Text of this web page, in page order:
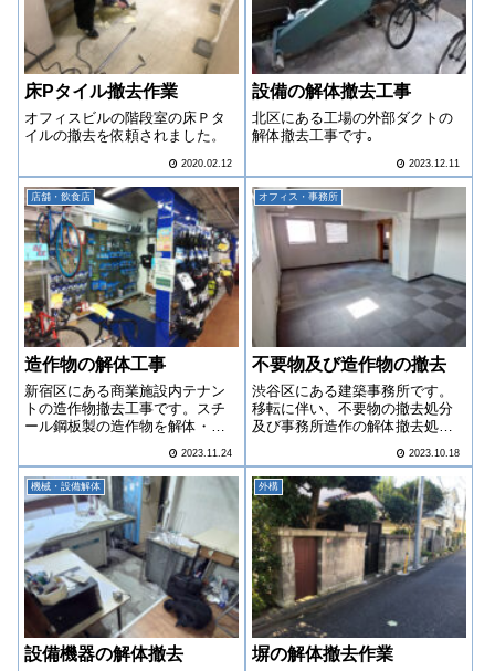
床Pタイル撤去作業
オフィスビルの階段室の床Ｐタ
イルの撤去を依頼されました。
2020.02.12
設備の解体撤去工事
北区にある工場の外部ダクトの
解体撤去工事です｡
2023.12.11
店舗・飲食店
造作物の解体工事
新宿区にある商業施設内テナン
トの造作物撤去工事です。スチ
ール鋼板製の造作物を解体・撤
2023.11.24
オフィス・事務所
不要物及び造作物の撤去
渋谷区にある建築事務所です。
移転に伴い、不要物の撤去処分
及び事務所造作の解体撤去処分
2023.10.18
機械・設備解体
設備機器の解体撤去
外構
塀の解体撤去作業